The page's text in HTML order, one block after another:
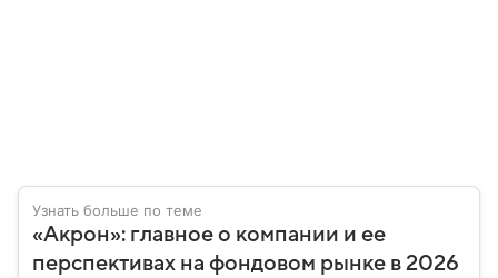
Узнать больше по теме
«Акрон»: главное о компании и ее
перспективах на фондовом рынке в 2026